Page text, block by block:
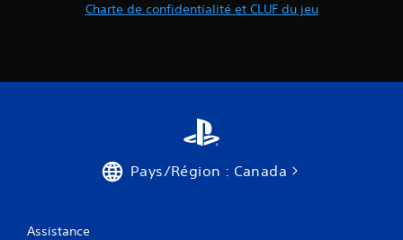
Charte de confidentialité et CLUF du jeu
Pays/Région : Canada
Assistance